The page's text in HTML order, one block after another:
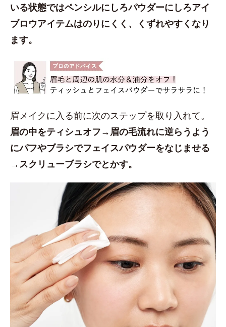
いる状態ではペンシルにしろパウダーにしろアイ
ブロウアイテムはのりにくく、くずれやすくなり
ます。
眉メイクに入る前に次のステップを取り入れて。
眉の中をティシュオフ→眉の毛流れに逆らうよう
にパフやブラシでフェイスパウダーをなじませる
→スクリューブラシでとかす。